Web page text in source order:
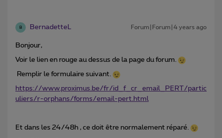
B BernadetteL Forum|Forum|4 years ago
Bonjour,
Voir le lien en rouge au dessus de la page du forum.
Remplir le formulaire suivant.
https://www.proximus.be/fr/id_f_cr_email_PERT/partic
uliers/r-orphans/forms/email-pert.html
Et dans les 24/48h , ce doit être normalement réparé.